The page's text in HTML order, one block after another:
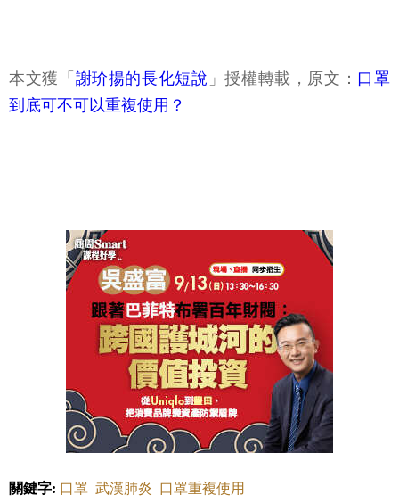
本文獲「 謝玠揚的長化短說 」授權轉載，原文： 口罩
到底可不可以重複使用？
關鍵字: 口罩 武漢肺炎 口罩重複使用